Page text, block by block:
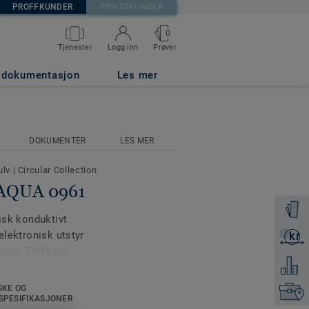
PROFFKUNDER PRIVATKUNDER
Tjenester Logg inn
0
Prøver
Les mer
Få en
kr
Få et
Legg
Finn
DOKUMENTER LES MER
| Circular Collection
0961
konduktivt
utstyr
OG